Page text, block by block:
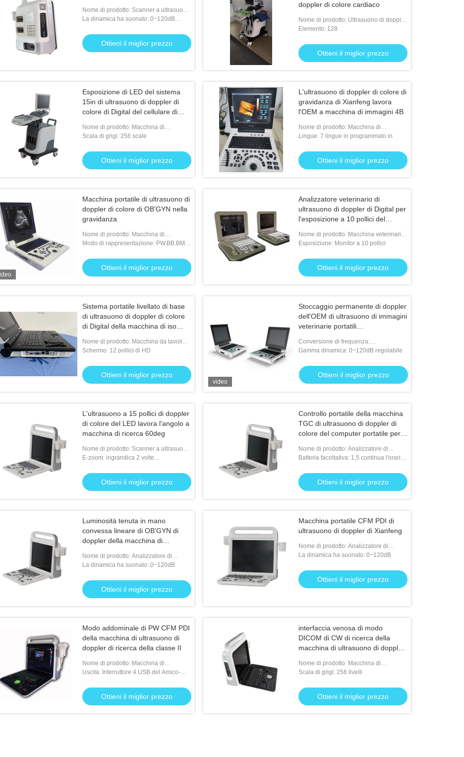
Nome di prodotto: Scanner a ultrasuoni
Color Doopler Umano
La dinamica ha suonato: 0~120dB
Ottieni il miglior prezzo
doppler di colore cardiaco
Nome di prodotto: Ultrasuono di doppler
di colore che sta XF7800
Elemento: 128
Ottieni il miglior prezzo
Esposizione di LED del sistema
15in di ultrasuono di doppler di
colore di Digital del cellulare di
Nome di prodotto: Macchina di
ultrasuono di doppler
Scala di grigi: 256 scale
Ottieni il miglior prezzo
L'ultrasuono di doppler di colore di
gravidanza di Xianfeng lavora
l'OEM a macchina di immagini 4B
Nome di prodotto: Macchina di
ultrasuono di doppler
Lingue: 7 lingue in programmato in
Ottieni il miglior prezzo
Macchina portatile di ultrasuono di
doppler di colore di OB'GYN nella
gravidanza
Nome di prodotto: Macchina di
ultrasuono di doppler
Modo di rappresentazione: PW.BB.BM.
Ottieni il miglior prezzo
Analizzatore veterinario di
ultrasuono di doppler di Digital per
l'esposizione a 10 pollici del
Nome di prodotto: Macchina veterinaria
portatile di ultrasuono
Esposizione: Monitor a 10 pollici
Ottieni il miglior prezzo
Sistema portatile livellato di base
di ultrasuono di doppler di colore
di Digital della macchina di iso
Nome di prodotto: Macchina da tavolino
di ultrasuono
Schermo: 12 pollici di HD
Ottieni il miglior prezzo
video
Stoccaggio permanente di doppler
dell'OEM di ultrasuono di immagini
veterinarie portatili
Conversione di frequenza:
2.5MHz/3.0MHz/3.5MHz/4.0MHz/5.0MHz
Gamma dinamica: 0~120dB regolabile
Ottieni il miglior prezzo
L'ultrasuono a 15 pollici di doppler
di colore del LED lavora l'angolo a
macchina di ricerca 60deg
Nome di prodotto: Scanner a ultrasuoni
Doppler portatile
E-zoom: ingrandica 2 volte
Ottieni il miglior prezzo
Controllo portatile della macchina
TGC di ultrasuono di doppler di
colore del computer portatile per il
Nome di prodotto: Analizzatore di
ultrasuono di doppler
Batteria facoltativa: 1,5 continua l'orario
Ottieni il miglior prezzo
Luminosità tenuta in mano
convessa lineare di OB'GYN di
doppler della macchina di
Nome di prodotto: Analizzatore di
ultrasuono di Doopler di colore
La dinamica ha suonato: 0~120dB
Ottieni il miglior prezzo
Macchina portatile CFM PDI di
ultrasuono di doppler di Xianfeng
Nome di prodotto: Analizzatore di
ultrasuono di doppler
La dinamica ha suonato: 0~120dB
Ottieni il miglior prezzo
Modo addominale di PW CFM PDI
della macchina di ultrasuono di
doppler di ricerca della classe II
Nome di prodotto: Macchina di
ultrasuono di doppler
Uscita: Interruttore 4 USB del Amico-
Ottieni il miglior prezzo
interfaccia venosa di modo
DICOM di CW di ricerca della
macchina di ultrasuono di doppler
Nome di prodotto: Macchina di
ultrasuono di doppler
Scala di grigi: 256 livelli
Ottieni il miglior prezzo